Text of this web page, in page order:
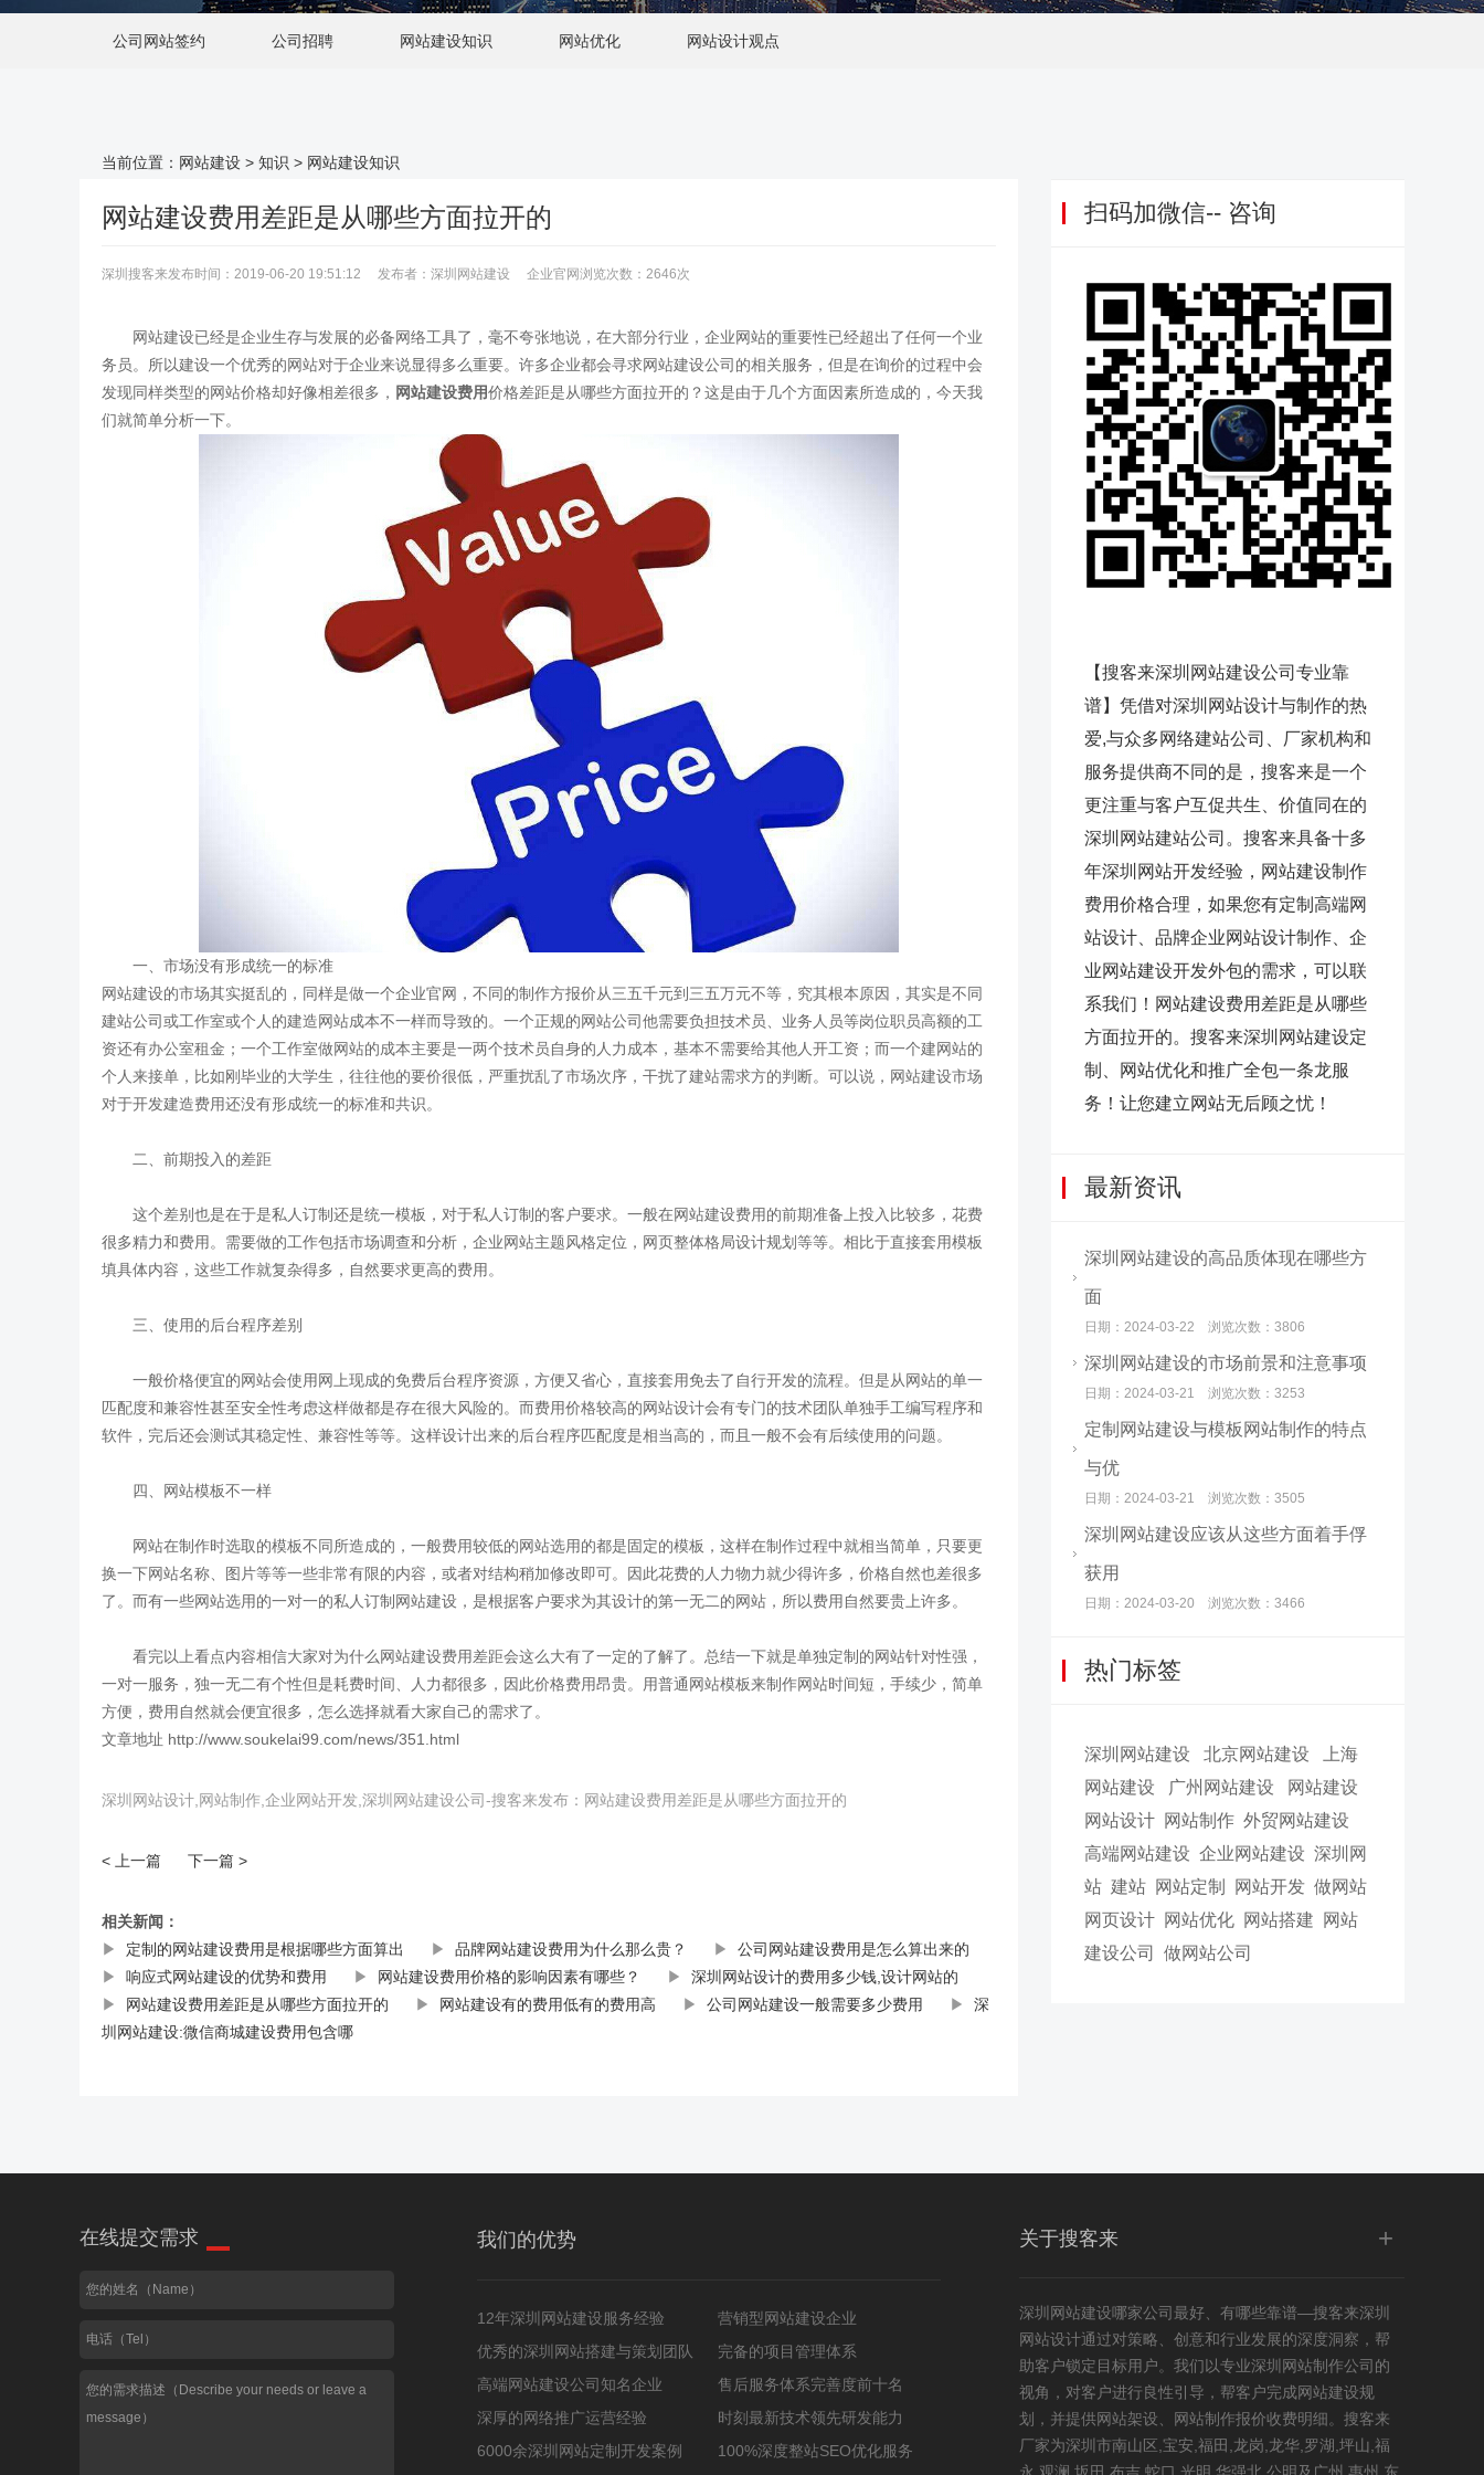
公司网站签约 公司招聘 网站建设知识 网站优化 网站设计观点
当前位置： 网站建设 > 知识 > 网站建设知识
网站建设费用差距是从哪些方面拉开的
深圳搜客来发布时间：2019-06-20 19:51:12 发布者：深圳网站建设 企业官网浏览次数：2646次
网站建设已经是企业生存与发展的必备网络工具了，毫不夸张地说，在大部分行业，企业网站的重要性已经超出了任何一个业
务员。所以建设一个优秀的网站对于企业来说显得多么重要。许多企业都会寻求网站建设公司的相关服务，但是在询价的过程中会
发现同样类型的网站价格却好像相差很多， 网站建设费用价格差距是从哪些方面拉开的？这是由于几个方面因素所造成的，今天我
们就简单分析一下。
一、市场没有形成统一的标准
网站建设的市场其实挺乱的，同样是做一个企业官网，不同的制作方报价从三五千元到三五万元不等，究其根本原因，其实是不同
建站公司或工作室或个人的建造网站成本不一样而导致的。一个正规的网站公司他需要负担技术员、业务人员等岗位职员高额的工
资还有办公室租金；一个工作室做网站的成本主要是一两个技术员自身的人力成本，基本不需要给其他人开工资；而一个建网站的
个人来接单，比如刚毕业的大学生，往往他的要价很低，严重扰乱了市场次序，干扰了建站需求方的判断。可以说，网站建设市场
对于开发建造费用还没有形成统一的标准和共识。
二、前期投入的差距
这个差别也是在于是私人订制还是统一模板，对于私人订制的客户要求。一般在网站建设费用的前期准备上投入比较多，花费
很多精力和费用。需要做的工作包括市场调查和分析，企业网站主题风格定位，网页整体格局设计规划等等。相比于直接套用模板
填具体内容，这些工作就复杂得多，自然要求更高的费用。
三、使用的后台程序差别
一般价格便宜的网站会使用网上现成的免费后台程序资源，方便又省心，直接套用免去了自行开发的流程。但是从网站的单一
匹配度和兼容性甚至安全性考虑这样做都是存在很大风险的。而费用价格较高的网站设计会有专门的技术团队单独手工编写程序和
软件，完后还会测试其稳定性、兼容性等等。这样设计出来的后台程序匹配度是相当高的，而且一般不会有后续使用的问题。
四、网站模板不一样
网站在制作时选取的模板不同所造成的，一般费用较低的网站选用的都是固定的模板，这样在制作过程中就相当简单，只要更
换一下网站名称、图片等等一些非常有限的内容，或者对结构稍加修改即可。因此花费的人力物力就少得许多，价格自然也差很多
了。而有一些网站选用的一对一的私人订制网站建设，是根据客户要求为其设计的第一无二的网站，所以费用自然要贵上许多。
看完以上看点内容相信大家对为什么网站建设费用差距会这么大有了一定的了解了。总结一下就是单独定制的网站针对性强，
一对一服务，独一无二有个性但是耗费时间、人力都很多，因此价格费用昂贵。用普通网站模板来制作网站时间短，手续少，简单
方便，费用自然就会便宜很多，怎么选择就看大家自己的需求了。
文章地址 http://www.soukelai99.com/news/351.html
深圳网站设计,网站制作,企业网站开发,深圳网站建设公司-搜客来发布：网站建设费用差距是从哪些方面拉开的
< 上一篇 下一篇 >
相关新闻：
▶ 定制的网站建设费用是根据哪些方面算出 ▶ 品牌网站建设费用为什么那么贵？ ▶ 公司网站建设费用是怎么算出来的
▶ 响应式网站建设的优势和费用 ▶ 网站建设费用价格的影响因素有哪些？ ▶ 深圳网站设计的费用多少钱,设计网站的
▶ 网站建设费用差距是从哪些方面拉开的 ▶ 网站建设有的费用低有的费用高 ▶ 公司网站建设一般需要多少费用 ▶ 深
圳网站建设:微信商城建设费用包含哪
扫码加微信-- 咨询
【搜客来深圳网站建设公司专业靠
谱】凭借对深圳网站设计与制作的热
爱,与众多网络建站公司、厂家机构和
服务提供商不同的是，搜客来是一个
更注重与客户互促共生、价值同在的
深圳网站建站公司。搜客来具备十多
年深圳网站开发经验，网站建设制作
费用价格合理，如果您有定制高端网
站设计、品牌企业网站设计制作、企
业网站建设开发外包的需求，可以联
系我们！网站建设费用差距是从哪些
方面拉开的。搜客来深圳网站建设定
制、网站优化和推广全包一条龙服
务！让您建立网站无后顾之忧！
最新资讯
深圳网站建设的高品质体现在哪些方
面
日期：2024-03-22 浏览次数：3806
深圳网站建设的市场前景和注意事项
日期：2024-03-21 浏览次数：3253
定制网站建设与模板网站制作的特点
与优
日期：2024-03-21 浏览次数：3505
深圳网站建设应该从这些方面着手俘
获用
日期：2024-03-20 浏览次数：3466
热门标签
深圳网站建设 北京网站建设
上海
网站建设
广州网站建设
网站建设
网站设计 网站制作 外贸网站建设
高端网站建设 企业网站建设 深圳网
站 建站 网站定制 网站开发 做网站
网页设计 网站优化 网站搭建
网站
建设公司
做网站公司
在线提交需求 我们的优势
12年深圳网站建设服务经验
优秀的深圳网站搭建与策划团队
高端网站建设公司知名企业
深厚的网络推广运营经验
6000余深圳网站定制开发案例
营销型网站建设企业
完备的项目管理体系
售后服务体系完善度前十名
时刻最新技术领先研发能力
100%深度整站SEO优化服务
关于搜客来 +
深圳网站建设哪家公司最好、有哪些靠谱—搜客来深圳
网站设计通过对策略、创意和行业发展的深度洞察，帮
助客户锁定目标用户。我们以专业深圳网站制作公司的
视角，对客户进行良性引导，帮客户完成网站建设规
划，并提供网站架设、网站制作报价收费明细。搜客来
厂家为深圳市南山区,宝安,福田,龙岗,龙华,罗湖,坪山,福